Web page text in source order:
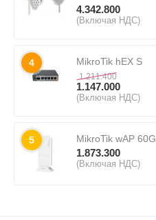
4.342.800
(Включая НДС)
4 MikroTik hEX S
1.211.400
1.147.000
(Включая НДС)
5 MikroTik wAP 60G
1.873.300
(Включая НДС)